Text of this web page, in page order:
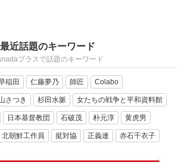
最近話題のキーワード
プラスで話題のキーワード
稲田 仁藤夢乃 師匠 Colabo
さつき 杉田水脈 女たちの戦争と平和資料館
日本基督教団 石破茂 朴元淳 黄虎男
北朝鮮工作員 挺対協 正義連 赤石千衣子